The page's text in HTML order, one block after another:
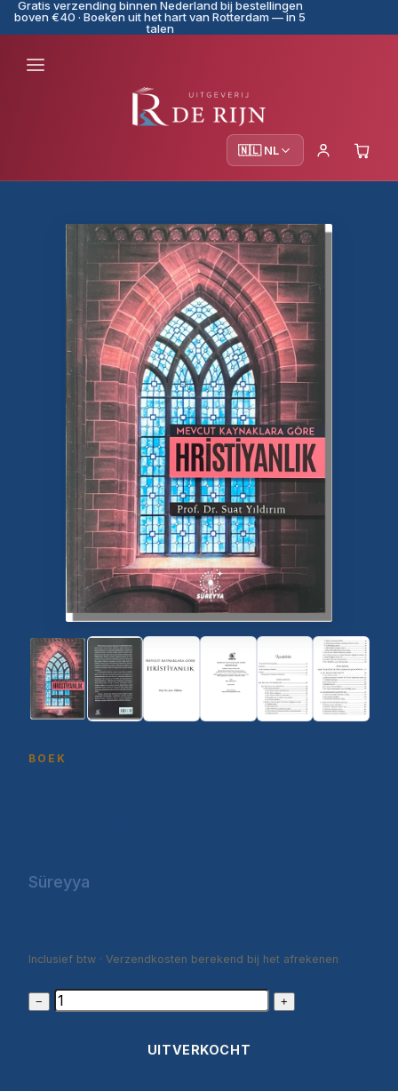
Gratis verzending binnen Nederland bij bestellingen
boven €40 · Boeken uit het hart van Rotterdam — in 5
talen
🇳🇱 NL
BOEK
Süreyya
Inclusief btw · Verzendkosten berekend bij het afrekenen
− +
UITVERKOCHT